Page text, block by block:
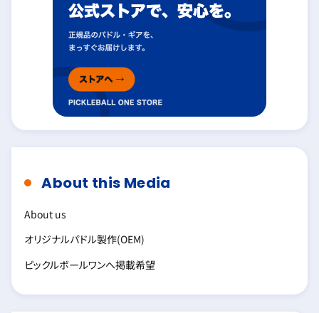
About this Media
About us
オリジナルパドル製作(OEM)
ピックルボールワンへ掲載希望